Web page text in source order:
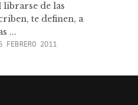
librarse de las
te definen, a
...
FEBRERO 2011